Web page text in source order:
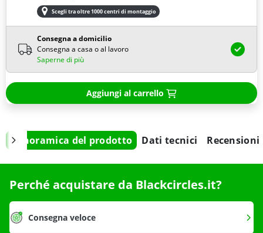
Scegli tra oltre 1000 centri di montaggio
Consegna a domicilio
Consegna a casa o al lavoro
Saperne di più
Aggiungi al carrello
Panoramica del prodotto Dati tecnici Recensioni
Perché acquistare da Blackcircles.it?
Consegna veloce